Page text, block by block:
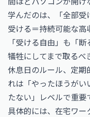
学んだのは、「全部
受ける＝持続可能な
「受ける自由」も「
犠牲にしてまで取るべ
休息日のルール、定
れは「やったほうが
たない」レベルで重要
具体的には、 在宅ワー